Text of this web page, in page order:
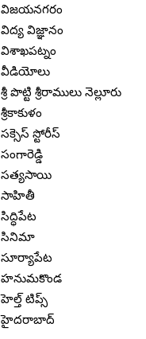
విజయనగరం
విద్య విజ్ఞానం
విశాఖపట్నం
వీడియోలు
శ్రీ పొట్టి శ్రీరాములు నెల్లూరు
శ్రీకాకుళం
సక్సెస్ స్టోరీస్
సంగారెడ్డి
సత్యసాయి
సాహితీ
సిద్ధిపేట
సినిమా
సూర్యాపేట
హనుమకొండ
హెల్త్ టిప్స్
హైదరాబాద్